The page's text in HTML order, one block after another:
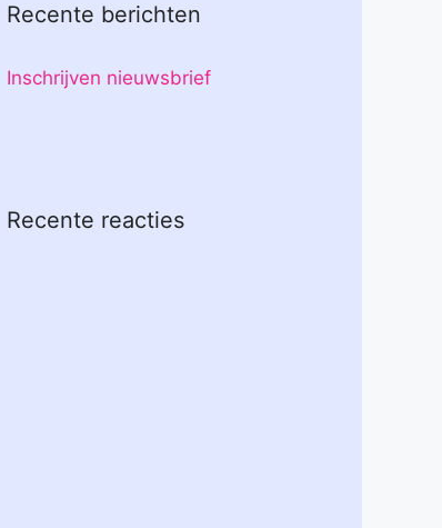
Recente berichten
Inschrijven nieuwsbrief
Recente reacties